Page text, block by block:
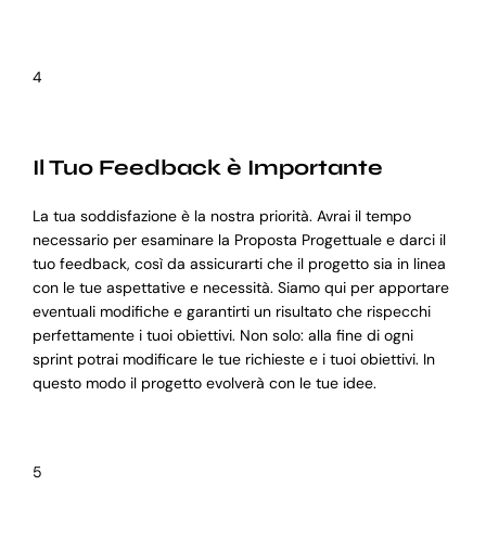
4
Il Tuo Feedback è Importante
La tua soddisfazione è la nostra priorità. Avrai il tempo
necessario per esaminare la Proposta Progettuale e darci il
tuo feedback, così da assicurarti che il progetto sia in linea
con le tue aspettative e necessità. Siamo qui per apportare
eventuali modifiche e garantirti un risultato che rispecchi
perfettamente i tuoi obiettivi. Non solo: alla fine di ogni
sprint potrai modificare le tue richieste e i tuoi obiettivi. In
questo modo il progetto evolverà con le tue idee.
5